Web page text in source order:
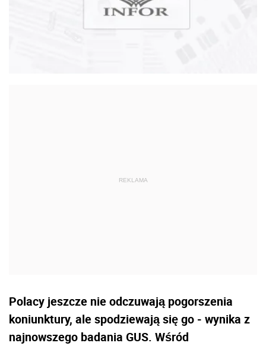
Polacy jeszcze nie odczuwają pogorszenia
koniunktury, ale spodziewają się go - wynika z
najnowszego badania GUS. Wśród